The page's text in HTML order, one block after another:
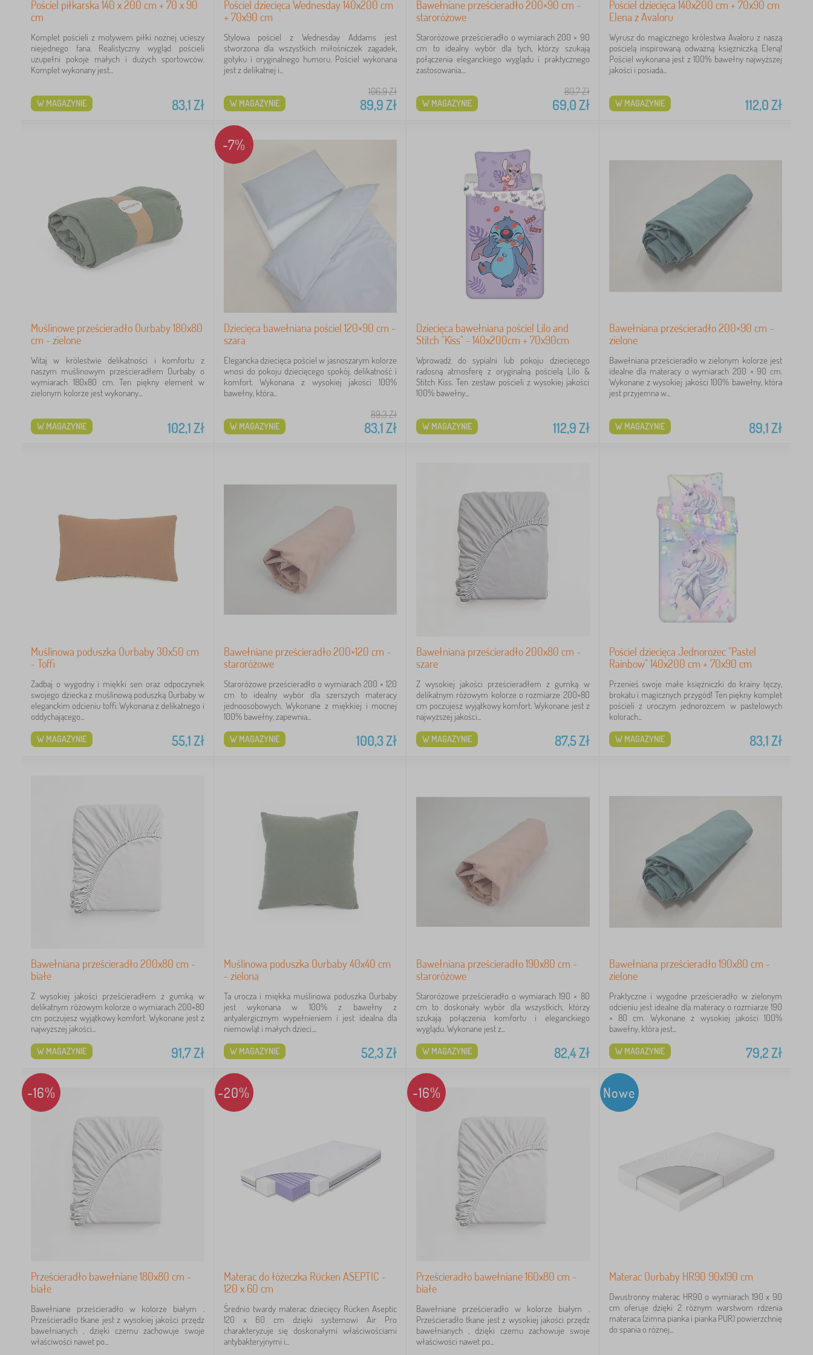
Pościel piłkarska 140 x 200 cm + 70 x 90
cm
Komplet pościeli z motywem piłki nożnej ucieszy
niejednego fana. Realistyczny wygląd pościeli
uzupełni pokoje małych i dużych sportowców.
Komplet wykonany jest...
83,1 Zł
W MAGAZYNIE
Pościel dziecięca Wednesday 140x200 cm
+ 70x90 cm
Stylowa pościel z Wednesday Addams jest
stworzona dla wszystkich miłośniczek zagadek,
gotyku i oryginalnego humoru. Pościel wykonana
jest z delikatnej i...
106,9Zł
89,9 Zł
W MAGAZYNIE
Bawełniane prześcieradło 200×90 cm -
staroróżowe
Staroróżowe prześcieradło o wymiarach 200 × 90
cm to idealny wybór dla tych, którzy szukają
połączenia eleganckiego wyglądu i praktycznego
zastosowania....
80,7Zł
69,0 Zł
W MAGAZYNIE
Pościel dziecięca 140x200 cm + 70x90 cm
Elena z Avaloru
Wyrusz do magicznego królestwa Avaloru z naszą
pościelą inspirowaną odważną księżniczką Eleną!
Pościel wykonana jest z 100% bawełny najwyższej
jakości i posiada...
112,0 Zł
W MAGAZYNIE
Muślinowe prześcieradło Ourbaby 180x80
cm - zielone
Witaj w królestwie delikatności i komfortu z
naszym muślinowym prześcieradłem Ourbaby o
wymiarach 180x80 cm. Ten piękny element w
zielonym kolorze jest wykonany...
102,1Zł
W MAGAZYNIE
-7%
Dziecięca bawełniana pościel 120×90 cm -
szara
Elegancka dziecięca pościel w jasnoszarym kolorze
wnosi do pokoju dziecięcego spokój, delikatność i
komfort. Wykonana z wysokiej jakości 100%
bawełny, która...
89,3Zł
83,1Zł
W MAGAZYNIE
Dziecięca bawełniana pościel Lilo and
Stitch "Kiss" - 140x200cm + 70x90cm
Wprowadź do sypialni lub pokoju dziecięcego
radosną atmosferę z oryginalną pościelą Lilo &
Stitch Kiss. Ten zestaw pościeli z wysokiej jakości
100% bawełny...
112,9Zł
W MAGAZYNIE
Bawełniana prześcieradło 200×90 cm –
zielone
Bawełniana prześcieradło w zielonym kolorze jest
idealne dla materacy o wymiarach 200 × 90 cm.
Wykonane z wysokiej jakości 100% bawełny, która
jest przyjemna w...
89,1Zł
W MAGAZYNIE
Muślinowa poduszka Ourbaby 30x50 cm
- Toffi
Zadbaj o wygodny i miękki sen oraz odpoczynek
swojego dziecka z muślinową poduszką Ourbaby w
eleganckim odcieniu toffi. Wykonana z delikatnego i
oddychającego...
55,1 Zł
W MAGAZYNIE
Bawełniane prześcieradło 200×120 cm -
staroróżowe
Staroróżowe prześcieradło o wymiarach 200 × 120
cm to idealny wybór dla szerszych materacy
jednoosobowych. Wykonane z miękkiej i mocnej
100% bawełny, zapewnia...
100,3Zł
W MAGAZYNIE
Bawełniana prześcieradło 200x80 cm -
szare
Z wysokiej jakości prześcieradłem z gumką w
delikatnym różowym kolorze o rozmiarze 200×80
cm poczujesz wyjątkowy komfort. Wykonane jest z
najwyższej jakości...
87,5Zł
W MAGAZYNIE
Pościel dziecięca Jednorożec "Pastel
Rainbow" 140x200 cm + 70x90 cm
Przenieś swoje małe księżniczki do krainy tęczy,
brokatu i magicznych przygód! Ten piękny komplet
pościeli z uroczym jednorożcem w pastelowych
kolorach...
83,1 Zł
W MAGAZYNIE
Bawełniana prześcieradło 200x80 cm -
białe
Z wysokiej jakości prześcieradłem z gumką w
delikatnym różowym kolorze o wymiarach 200×80
cm poczujesz wyjątkowy komfort. Wykonane jest z
najwyższej jakości...
91,7Zł
W MAGAZYNIE
Muślinowa poduszka Ourbaby 40x40 cm
- zielona
Ta urocza i miękka muślinowa poduszka Ourbaby
jest wykonana w 100% z bawełny z
antyalergicznym wypełnieniem i jest idealna dla
niemowląt i małych dzieci....
52,3Zł
W MAGAZYNIE
Bawełniana prześcieradło 190x80 cm -
staroróżowe
Staroróżowe prześcieradło o wymiarach 190 × 80
cm to doskonały wybór dla wszystkich, którzy
szukają połączenia komfortu i eleganckiego
wyglądu. Wykonane jest z...
82,4Zł
W MAGAZYNIE
Bawełniana prześcieradło 190x80 cm -
zielone
Praktyczne i wygodne prześcieradło w zielonym
odcieniu jest idealne dla materacy o rozmiarze 190
× 80 cm. Wykonane z wysokiej jakości 100%
bawełny, która jest...
79,2Zł
W MAGAZYNIE
-16%
Prześcieradło bawełniane 180x80 cm -
białe
Bawełniane prześcieradło w kolorze białym .
Prześcieradło tkane jest z wysokiej jakości przędz
bawełnianych , dzięki czemu zachowuje swoje
właściwości nawet po...
-20%
Materac do łóżeczka Rücken ASEPTIC -
120 x 60 cm
Średnio twardy materac dziecięcy Rücken Aseptic
120 x 60 cm dzięki systemowi Air Pro
charakteryzuje się doskonałymi właściwościami
antybakteryjnymi i...
-16%
Prześcieradło bawełniane 160x80 cm -
białe
Bawełniane prześcieradło w kolorze białym .
Prześcieradło tkane jest z wysokiej jakości przędz
bawełnianych , dzięki czemu zachowuje swoje
właściwości nawet po...
Nowe
Materac Ourbaby HR90 90x190 cm
Dwustronny materac HR90 o wymiarach 190 x 90
cm oferuje dzięki 2 różnym warstwom rdzenia
materaca (zimna pianka i pianka PUR) powierzchnię
do spania o różnej...